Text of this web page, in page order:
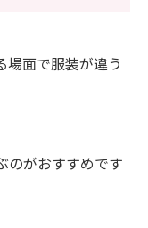
場面で服装が違う
のがおすすめです